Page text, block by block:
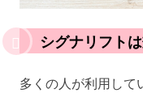
シグナリフト
多くの人が利用して